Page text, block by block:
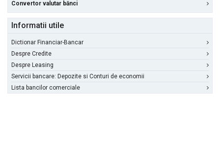
Convertor valutar bănci
Informatii utile
Dictionar Financiar-Bancar
Despre Credite
Despre Leasing
Servicii bancare: Depozite si Conturi de economii
Lista bancilor comerciale